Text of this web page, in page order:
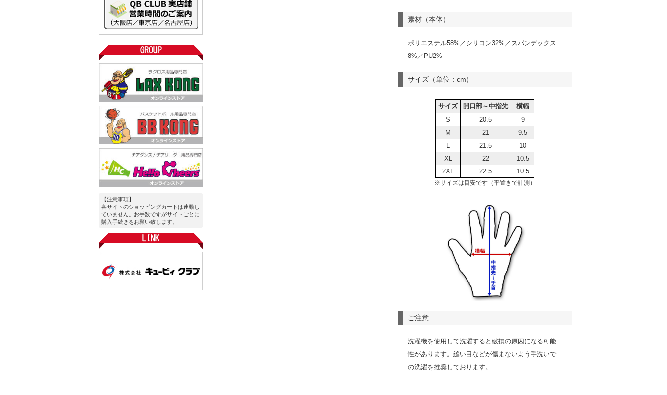
【注意事項】
各サイトのショッピングカートは連動し
ていません。お手数ですがサイトごとに
購入手続きをお願い致します。
素材（本体）
ポリエステル58%／シリコン32%／スパンデックス
8%／PU2%
サイズ（単位：cm）
サイズ 開口部～中指先
横幅
S
20.5
9
M
21
9.5
L
21.5
10
XL
22
10.5
2XL
22.5 10.5
※サイズは目安です（平置きで計測）
ご注意
洗濯機を使用して洗濯すると破損の原因になる可能
性があります。縫い目などが傷まないよう手洗いで
の洗濯を推奨しております。